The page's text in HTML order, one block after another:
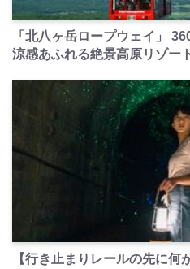
「北八ヶ岳ロープウェイ」
涼感あふれる絶景高原リゾー
【行き止まりレールの先に